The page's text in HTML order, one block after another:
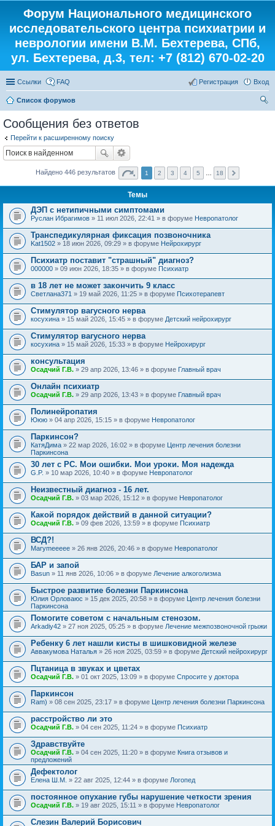
Форум Национального медицинского
исследовательского центра психиатрии и
неврологии имени В.М. Бехтерева, СПб,
ул. Бехтерева, д.3, тел: +7 (812) 670-02-20
Ссылки FAQ Вход
Регистрация
Список форумов
Сообщения без ответов
Перейти к расширенному поиску
Найдено 446 результатов 1 2 3 4 5 18
Темы
ДЭП с нетипичными симптомами
Руслан Ибрагимов » 11 июл 2026, 22:41 » в форуме Невропатолог
Транспедикулярная фиксация позвоночника
Kat1502 » 18 июн 2026, 09:29 » в форуме Нейрохирург
Психиатр поставит "страшный" диагноз?
000000 » 09 июн 2026, 18:35 » в форуме Психиатр
в 18 лет не может закончить 9 класс
Светлана371 » 19 май 2026, 11:25 » в форуме Психотерапевт
Стимулятор вагусного нерва
косухина » 15 май 2026, 15:45 » в форуме Детский нейрохирург
Стимулятор вагусного нерва
косухина » 15 май 2026, 15:33 » в форуме Нейрохирург
консультация
Осадчий Г.В. » 29 апр 2026, 13:46 » в форуме Главный врач
Онлайн психиатр
Осадчий Г.В. » 29 апр 2026, 13:43 » в форуме Главный врач
Полинейропатия
Ююю » 04 апр 2026, 15:15 » в форуме Невропатолог
Паркинсон?
КатяДима » 22 мар 2026, 16:02 » в форуме Центр лечения болезни
Паркинсона
30 лет с РС. Мои ошибки. Мои уроки. Моя надежда
G.P. » 10 мар 2026, 10:40 » в форуме Невропатолог
Неизвестный диагноз - 16 лет.
Осадчий Г.В. » 03 мар 2026, 15:12 » в форуме Невропатолог
Какой порядок действий в данной ситуации?
Осадчий Г.В. » 09 фев 2026, 13:59 » в форуме Психиатр
ВСД?!
Marymeeeee » 26 янв 2026, 20:46 » в форуме Невропатолог
БАР и запой
Basun » 11 янв 2026, 10:06 » в форуме Лечение алкоголизма
Быстрое развитие болезни Паркинсона
Юлия Орловаюс » 15 дек 2025, 20:58 » в форуме Центр лечения болезни
Паркинсона
Помогите советом с начальным стенозом.
Arkadiy42 » 27 ноя 2025, 05:25 » в форуме Лечение межпозвоночной грыжи
Ребенку 6 лет нашли кисты в шишковидной железе
Аввакумова Наталья » 26 ноя 2025, 03:59 » в форуме Детский нейрохирург
Пцтаница в звуках и цветах
Осадчий Г.В. » 01 окт 2025, 13:09 » в форуме Спросите у доктора
Паркинсон
Ram) » 08 сен 2025, 23:17 » в форуме Центр лечения болезни Паркинсона
расстройство ли это
Осадчий Г.В. » 04 сен 2025, 11:24 » в форуме Психиатр
Здравствуйте
Осадчий Г.В. » 04 сен 2025, 11:20 » в форуме Книга отзывов и
предложений
Дефектолог
Елена Ш.М. » 22 авг 2025, 12:44 » в форуме Логопед
постоянное опухание губы нарушение четкости зрения
Осадчий Г.В. » 19 авг 2025, 15:11 » в форуме Невропатолог
Слезин Валерий Борисович